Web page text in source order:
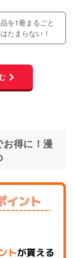
を1冊まるごと
たまらない！
得に！漫